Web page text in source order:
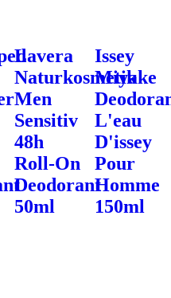
Lavera
Naturkosmetik
Men
Sensitiv
48h
Roll-On
Deodorant
50ml
Issey
Miyake
L'eau
D'issey
Pour
Homme
150ml